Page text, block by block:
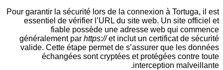
Pour garantir la sécurité lors de la connexion à
essentiel de vérifier l’URL du site web. Un
fiable possède une adresse web qui
généralement parhttps://et inclut un certificat
valide. Cette étape permet de s’assurer que
échangées sont cryptées et protégées
interception